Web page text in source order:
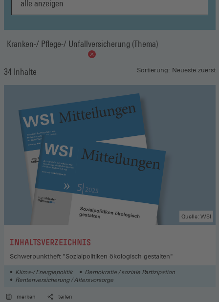
Kranken-/ Pflege-/ Unfallversicherung (Thema)
34 Inhalte Sortierung: Neueste zuerst
:INHALTSVERZEICHNIS
Quelle: WSI
Schwerpunktheft "Sozialpolitiken ökologisch gestalten"
Klima-/ Energiepolitik
Demokratie / soziale Partizipation
Rentenversicherung / Altersvorsorge
merken teilen